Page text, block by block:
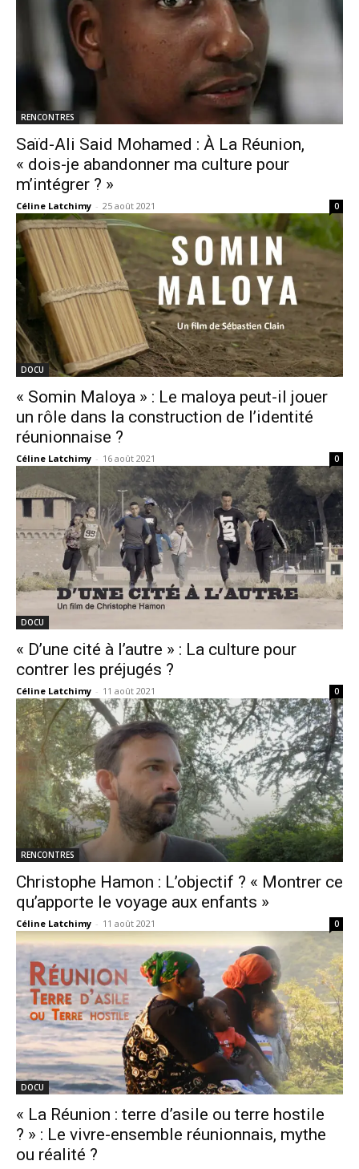
RENCONTRES
Saïd-Ali Said Mohamed : À La Réunion,
« dois-je abandonner ma culture pour
m’intégrer ? »
Céline Latchimy - 25 août 2021 0
DOCU
« Somin Maloya » : Le maloya peut-il jouer
un rôle dans la construction de l’identité
réunionnaise ?
Céline Latchimy - 16 août 2021 0
DOCU
« D’une cité à l’autre » : La culture pour
contrer les préjugés ?
Céline Latchimy - 11 août 2021 0
RENCONTRES
Christophe Hamon : L’objectif ? « Montrer ce
qu’apporte le voyage aux enfants »
Céline Latchimy - 11 août 2021 0
DOCU
« La Réunion : terre d’asile ou terre hostile
? » : Le vivre-ensemble réunionnais, mythe
ou réalité ?